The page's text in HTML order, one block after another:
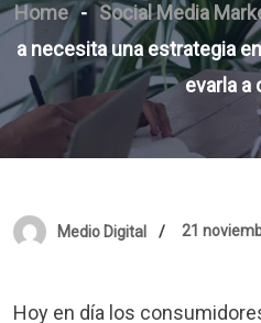
Home Social Media
a necesita una estrategia
evarla a
Medio Digital 21
Hoy en día los